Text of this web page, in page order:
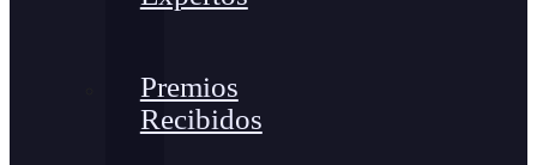
Premios
Recibidos